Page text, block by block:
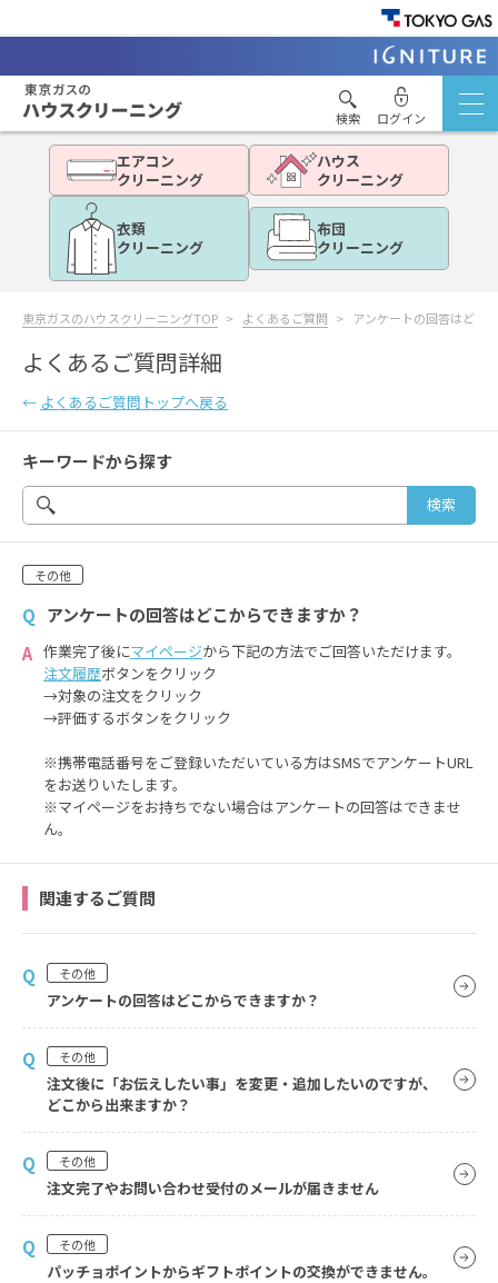
検索 ログイン
エアコン
クリーニング
ハウス
クリーニング
衣類
クリーニング
布団
クリーニング
東京ガスのハウスクリーニングTOP よくあるご質問 アンケートの回答はどこ
よくあるご質問詳細
← よくあるご質問トップへ戻る
キーワードから探す
その他
Q アンケートの回答はどこからできますか？
A 作業完了後にマイページから下記の方法でご回答いただけます。
注文履歴ボタンをクリック
→対象の注文をクリック
→評価するボタンをクリック
※携帯電話番号をご登録いただいている方はSMSでアンケートURL
をお送りいたします。
※マイページをお持ちでない場合はアンケートの回答はできませ
ん。
関連するご質問
Q その他
アンケートの回答はどこからできますか？
Q その他
注文後に「お伝えしたい事」を変更・追加したいのですが、
どこから出来ますか？
Q その他
注文完了やお問い合わせ受付のメールが届きません
Q その他
パッチョポイントからギフトポイントの交換ができません。